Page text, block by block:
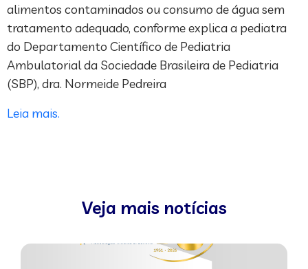
alimentos contaminados ou consumo de água sem
tratamento adequado, conforme explica a pediatra
do Departamento Científico de Pediatria
Ambulatorial da Sociedade Brasileira de Pediatria
(SBP), dra. Normeide Pedreira
Leia mais.
Veja mais notícias